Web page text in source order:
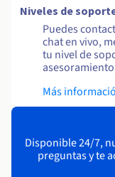
Niveles de
Puedes
chat en vivo,
tu nivel de
Más
Disponible 24/7,
preguntas y te